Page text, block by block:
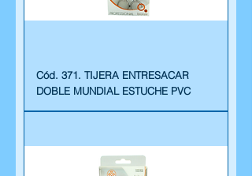
Cód. 371. TIJERA ENTRESACAR
DOBLE MUNDIAL ESTUCHE PVC